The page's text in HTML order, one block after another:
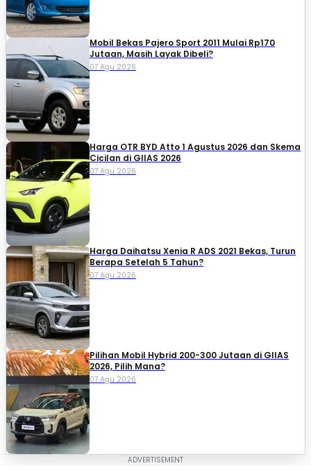
Mobil Bekas Pajero Sport 2011 Mulai Rp170
Jutaan, Masih Layak Dibeli?
07 Agu 2026
Harga OTR BYD Atto 1 Agustus 2026 dan Skema
Cicilan di GIIAS 2026
07 Agu 2026
Harga Daihatsu Xenia R ADS 2021 Bekas, Turun
Berapa Setelah 5 Tahun?
07 Agu 2026
Pilihan Mobil Hybrid 200-300 Jutaan di GIIAS
2026, Pilih Mana?
07 Agu 2026